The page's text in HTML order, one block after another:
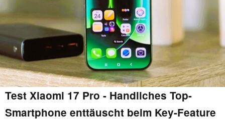
Test Xiaomi 17 Pro - Handliches Top-
Smartphone enttäuscht beim Key-Feature